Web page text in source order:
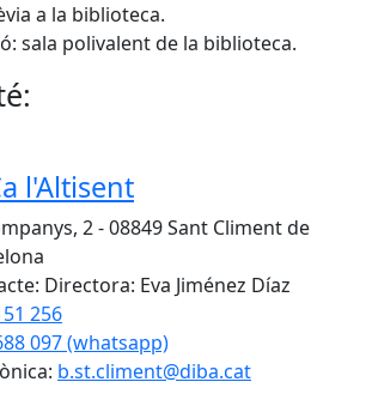
a la biblioteca.
sala polivalent de la biblioteca.
l'Altisent
2 - 08849 Sant Climent de
Directora: Eva Jiménez Díaz
256
097 (whatsapp)
b.st.climent@diba.cat